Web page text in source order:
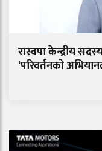
रास्वपा केन्द्रीय
‘परिवर्तनको